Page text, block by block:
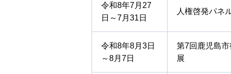
令和8年7月27
日～7月31日
人権啓発パネ
令和8年8月3日
～8月7日
第7回鹿児島
展